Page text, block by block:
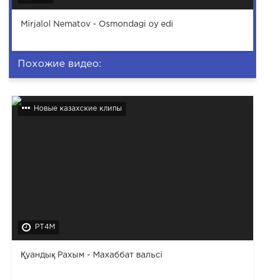
Mirjalol Nematov - Osmondagi oy edi
Похожие видео:
Новые казахские клипы
PT4M
Қуандық Рахым - Махаббат вальсі